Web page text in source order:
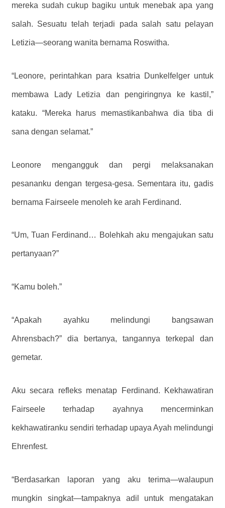
mereka sudah cukup bagiku untuk menebak apa yang
salah. Sesuatu telah terjadi pada salah satu pelayan
Letizia—seorang wanita bernama Roswitha.
“Leonore, perintahkan para ksatria Dunkelfelger untuk
membawa Lady Letizia dan pengiringnya ke kastil,”
kataku. “Mereka harus memastikanbahwa dia tiba di
sana dengan selamat.”
Leonore mengangguk dan pergi melaksanakan
pesananku dengan tergesa-gesa. Sementara itu, gadis
bernama Fairseele menoleh ke arah Ferdinand.
“Um, Tuan Ferdinand… Bolehkah aku mengajukan satu
pertanyaan?”
“Kamu boleh.”
“Apakah ayahku melindungi bangsawan
Ahrensbach?” dia bertanya, tangannya terkepal dan
gemetar.
Aku secara refleks menatap Ferdinand. Kekhawatiran
Fairseele terhadap ayahnya mencerminkan
kekhawatiranku sendiri terhadap upaya Ayah melindungi
Ehrenfest.
“Berdasarkan laporan yang aku terima—walaupun
mungkin singkat—tampaknya adil untuk mengatakan